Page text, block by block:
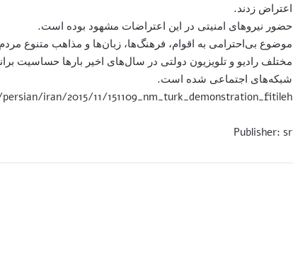
اعتراض زدند.
حضور نیروهای امنیتی در این اعتراضات مشهود بوده است.
موضوع بی‌احترامی به اقوام، فرهنگ‌ها، زبان‌ها و مذاهب متنوع مردم
مختلف رادیو و تلویزیون دولتی در سال‌های اخیر بارها حساسیت
شبکه‌های اجتماعی شده است.
iran/2015/11/151109_nm_turk_demonstration_fitileh
Publisher: sr